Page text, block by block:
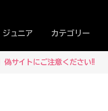
ジュニア カテゴリー
偽サイトにご注意ください‼